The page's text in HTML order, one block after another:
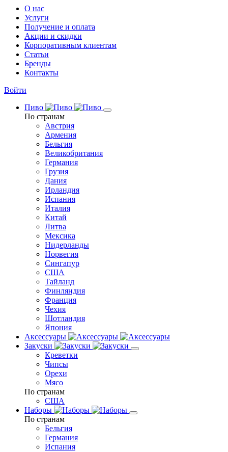
О нас
Услуги
Получение и оплата
Акции и скидки
Корпоративным клиентам
Статьи
Бренды
Контакты
Войти
Пиво
По странам
Австрия
Армения
Бельгия
Великобритания
Германия
Грузия
Дания
Ирландия
Испания
Италия
Китай
Литва
Мексика
Нидерланды
Норвегия
Сингапур
США
Тайланд
Финляндия
Франция
Чехия
Шотландия
Япония
Аксессуары
Закуски
Креветки
Чипсы
Орехи
Мясо
По странам
США
Наборы
По странам
Бельгия
Германия
Испания